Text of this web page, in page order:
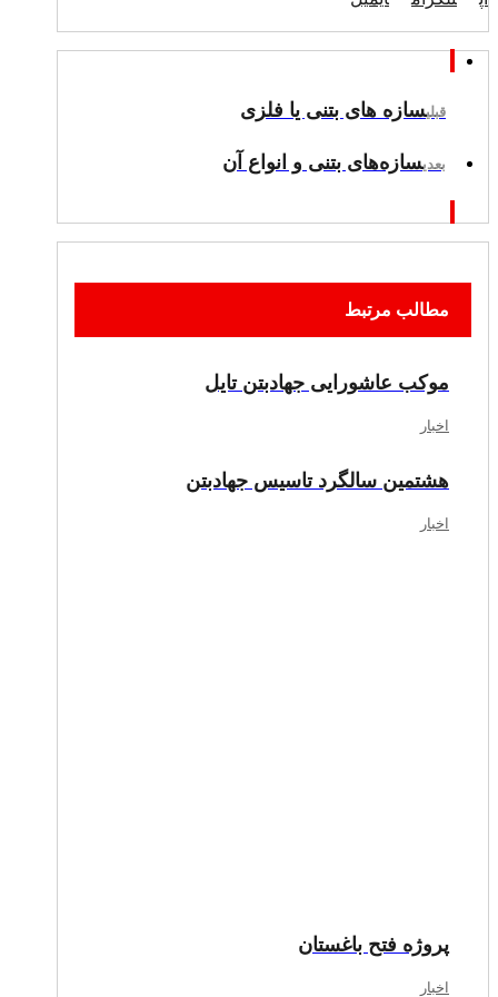
قبلیسازه های بتنی یا فلزی
بعدیسازه‌های بتنی و انواع آن
مطالب مرتبط
موکب عاشورایی جهادبتن تایل
اخبار
هشتمین سالگرد تاسیس جهادبتن
اخبار
پروژه فتح باغستان
اخبار